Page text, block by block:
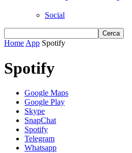
Social
Home App Spotify
Spotify
Google Maps
Google Play
Skype
SnapChat
Spotify
Telegram
Whatsapp